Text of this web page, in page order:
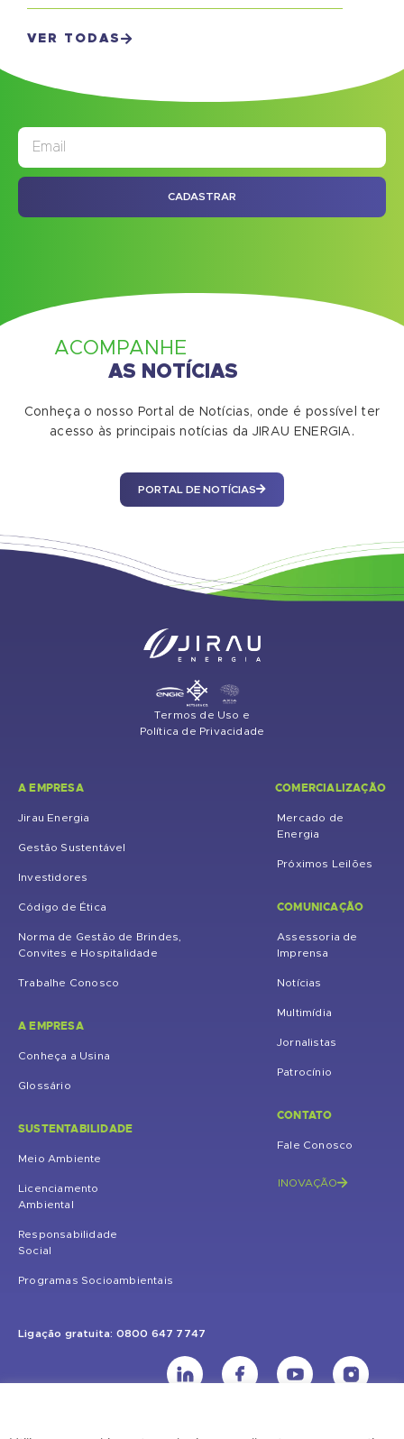
VER TODAS
CADASTRAR
ACOMPANHE
AS NOTÍCIAS
Conheça o nosso Portal de Notícias, onde é possível ter
acesso às principais notícias da JIRAU ENERGIA.
PORTAL DE NOTÍCIAS
Termos de Uso e
Política de Privacidade
A EMPRESA
Jirau Energia
Gestão Sustentável
Investidores
Código de Ética
Norma de Gestão de Brindes,
Convites e Hospitalidade
Trabalhe Conosco
A EMPRESA
Conheça a Usina
Glossário
SUSTENTABILIDADE
Meio Ambiente
Licenciamento
Ambiental
Responsabilidade
Social
Programas Socioambientais
COMERCIALIZAÇÃO
Mercado de
Energia
Próximos Leilões
COMUNICAÇÃO
Assessoria de
Imprensa
Notícias
Multimídia
Jornalistas
Patrocínio
CONTATO
Fale Conosco
INOVAÇÃO
Ligação gratuita: 0800 647 7747